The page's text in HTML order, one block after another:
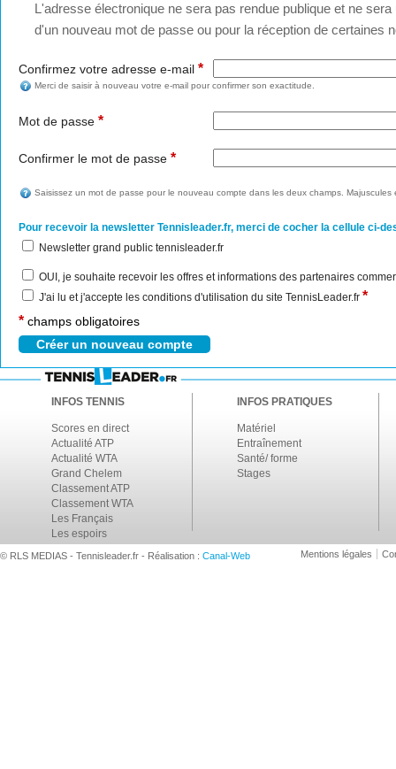
L'adresse électronique ne sera pas rendue publique et ne
d'un nouveau mot de passe ou pour la réception de certaines
Confirmez votre adresse e-mail *
Merci de saisir à nouveau votre e-mail pour confirmer son exactitude.
Mot de passe *
Confirmer le mot de passe *
Saisissez un mot de passe pour le nouveau compte dans les deux champs. Majuscules
Pour recevoir la newsletter Tennisleader.fr, merci de cocher la cellule ci-
Newsletter grand public tennisleader.fr
OUI, je souhaite recevoir les offres et informations des partenaires
J'ai lu et j'accepte les conditions d'utilisation du site TennisLeader.fr *
* champs obligatoires
INFOS TENNIS
Scores en direct
Actualité ATP
Actualité WTA
Grand Chelem
Classement ATP
Classement WTA
Les Français
Les espoirs
INFOS PRATIQUES
Matériel
Entraînement
Santé/ forme
Stages
© RLS MEDIAS - Tennisleader.fr - Réalisation : Canal-Web Mentions légales